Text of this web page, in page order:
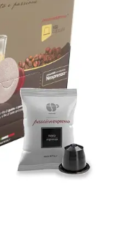
con
(NERO)